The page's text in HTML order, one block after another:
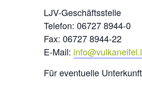
LJV-Geschäftsstelle
Telefon: 06727 8944-0
Fax: 06727 8944-22
E-Mail:
Für eventuelle